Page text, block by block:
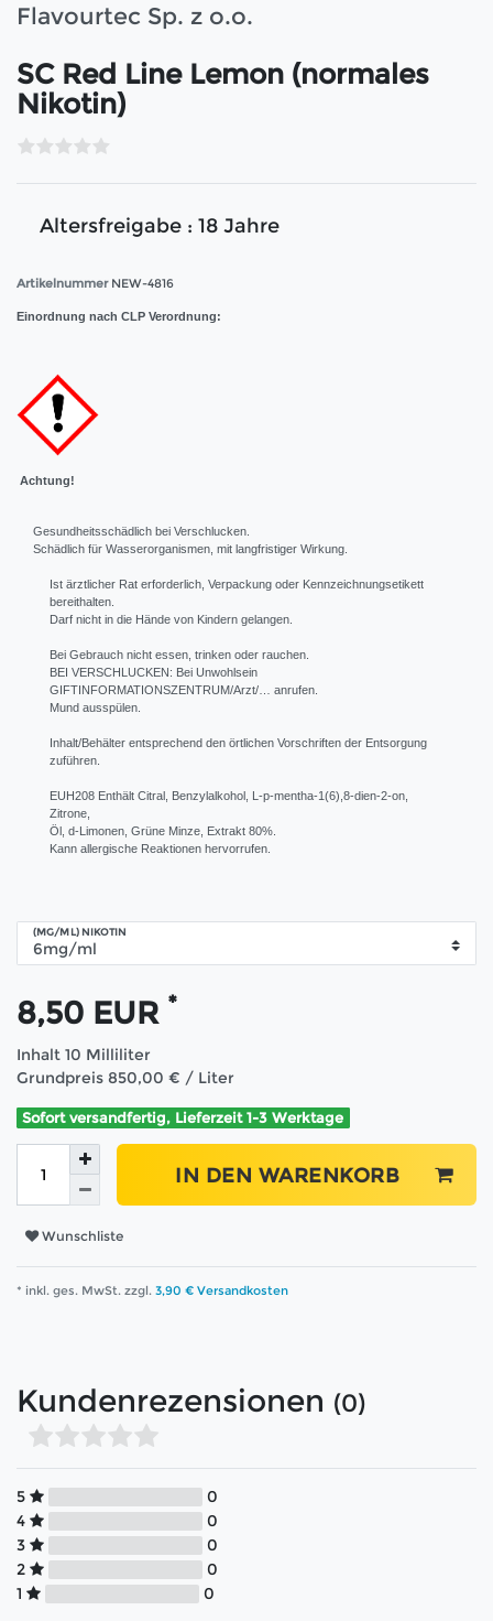
Flavourtec Sp. z o.o.
SC Red Line Lemon (normales
Nikotin)
Altersfreigabe : 18 Jahre
Artikelnummer NEW-4816
Einordnung nach CLP Verordnung:
Achtung!
Gesundheitsschädlich bei Verschlucken.
Schädlich für Wasserorganismen, mit langfristiger Wirkung.
Ist ärztlicher Rat erforderlich, Verpackung oder Kennzeichnungsetikett
bereithalten.
Darf nicht in die Hände von Kindern gelangen.
Bei Gebrauch nicht essen, trinken oder rauchen.
BEI VERSCHLUCKEN: Bei Unwohlsein
GIFTINFORMATIONSZENTRUM/Arzt/… anrufen.
Mund ausspülen.
Inhalt/Behälter entsprechend den örtlichen Vorschriften der Entsorgung
zuführen.
EUH208 Enthält Citral, Benzylalkohol, L-p-mentha-1(6),8-dien-2-on,
Zitrone,
Öl, d-Limonen, Grüne Minze, Extrakt 80%.
Kann allergische Reaktionen hervorrufen.
(MG/ML) NIKOTIN
8,50 EUR *
Inhalt 10 Milliliter
Grundpreis 850,00 € / Liter
Sofort versandfertig, Lieferzeit 1-3 Werktage
IN DEN WARENKORB
Wunschliste
* inkl. ges. MwSt. zzgl. 3,90 € Versandkosten
Kundenrezensionen (0)
5
0
4
0
3
0
2
0
1
0